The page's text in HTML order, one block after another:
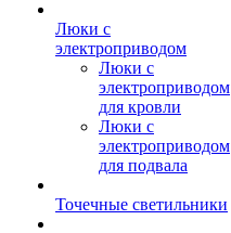
Люки с
электроприводом
Люки с
электроприводом
для кровли
Люки с
электроприводом
для подвала
Точечные светильники